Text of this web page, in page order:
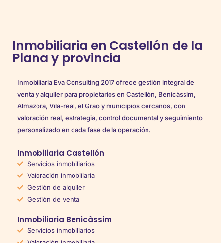
Inmobiliaria en Castellón de la
Plana y provincia
Inmobiliaria Eva Consulting 2017 ofrece gestión integral de
venta y alquiler para propietarios en Castellón, Benicàssim,
Almazora, Vila-real, el Grao y municipios cercanos, con
valoración real, estrategia, control documental y seguimiento
personalizado en cada fase de la operación.
Inmobiliaria Castellón
Servicios inmobiliarios
Valoración inmobiliaria
Gestión de alquiler
Gestión de venta
Inmobiliaria Benicàssim
Servicios inmobiliarios